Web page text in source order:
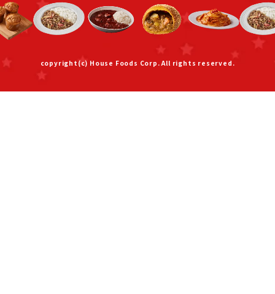
copyright(c) House Foods Corp. All rights reserved.